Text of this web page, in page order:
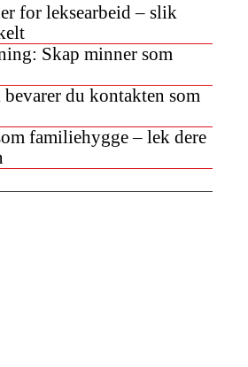
for leksearbeid – slik
Skap minner som
du kontakten som
familiehygge – lek dere